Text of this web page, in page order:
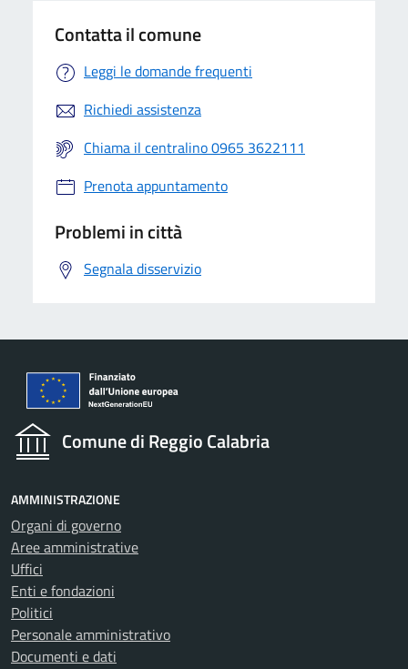
Contatta il comune
Leggi le domande frequenti
Richiedi assistenza
Chiama il centralino 0965 3622111
Prenota appuntamento
Problemi in città
Segnala disservizio
Comune di Reggio Calabria
AMMINISTRAZIONE
Organi di governo
Aree amministrative
Uffici
Enti e fondazioni
Politici
Personale amministrativo
Documenti e dati